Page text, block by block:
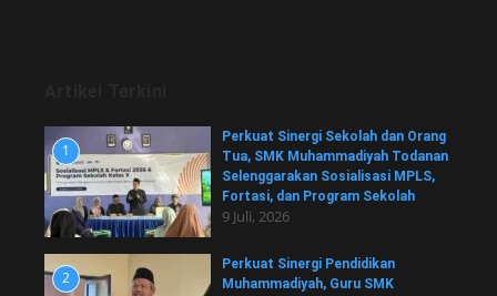
1
Perkuat Sinergi Sekolah dan Orang
Tua, SMK Muhammadiyah Todanan
Selenggarakan Sosialisasi MPLS,
Fortasi, dan Program Sekolah
9 Juli, 2026
2
Perkuat Sinergi Pendidikan
Muhammadiyah, Guru SMK